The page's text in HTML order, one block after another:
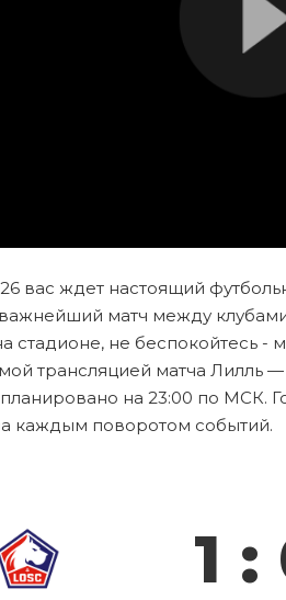
вас ждет настоящий
матч между
стадионе, не беспокойтесь
трансляцией матча Лилль
на 23:00 по МСК.
каждым поворотом событий.
1 :